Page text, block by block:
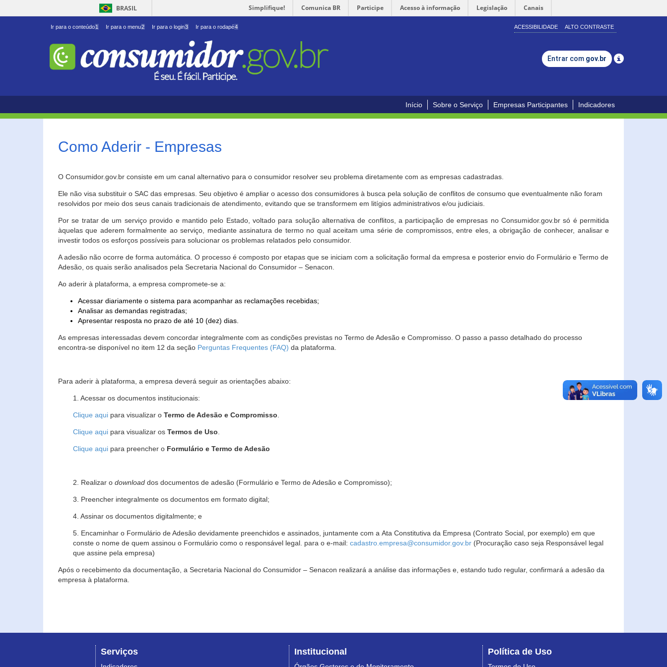
BRASIL Simplifique! Comunica BR Participe Acesso à informação Legislação Canais
Ir para o conteúdo1 Ir para o menu2 Ir para o login3 Ir para o rodapé4 ACESSIBILIDADE ALTO CONTRASTE
Entrar com gov.br
Início Sobre o Serviço Empresas Participantes Indicadores
Como Aderir - Empresas
O Consumidor.gov.br consiste em um canal alternativo para o consumidor resolver seu problema diretamente com as empresas cadastradas.
Ele não visa substituir o SAC das empresas. Seu objetivo é ampliar o acesso dos consumidores à busca pela solução de conflitos de consumo que eventualmente não foram
resolvidos por meio dos seus canais tradicionais de atendimento, evitando que se transformem em litígios administrativos e/ou judiciais.
Por se tratar de um serviço provido e mantido pelo Estado, voltado para solução alternativa de conflitos, a participação de empresas no Consumidor.gov.br só é permitida
àquelas que aderem formalmente ao serviço, mediante assinatura de termo no qual aceitam uma série de compromissos, entre eles, a obrigação de conhecer, analisar e
investir todos os esforços possíveis para solucionar os problemas relatados pelo consumidor.
A adesão não ocorre de forma automática. O processo é composto por etapas que se iniciam com a solicitação formal da empresa e posterior envio do Formulário e Termo de
Adesão, os quais serão analisados pela Secretaria Nacional do Consumidor – Senacon.
Ao aderir à plataforma, a empresa compromete-se a:
Acessar diariamente o sistema para acompanhar as reclamações recebidas;
Analisar as demandas registradas;
Apresentar resposta no prazo de até 10 (dez) dias.
As empresas interessadas devem concordar integralmente com as condições previstas no Termo de Adesão e Compromisso. O passo a passo detalhado do processo
encontra-se disponível no item 12 da seção Perguntas Frequentes (FAQ) da plataforma.
Para aderir à plataforma, a empresa deverá seguir as orientações abaixo:
1. Acessar os documentos institucionais:
Clique aqui para visualizar o Termo de Adesão e Compromisso
Clique aqui para visualizar os Termos de Uso
Clique aqui para preencher o Formulário e Termo de Adesão
2. Realizar o download dos documentos de adesão (Formulário e Termo de Adesão e Compromisso);
3. Preencher integralmente os documentos em formato digital;
4. Assinar os documentos digitalmente; e
5. Encaminhar o Formulário de Adesão devidamente preenchidos e assinados, juntamente com a Ata Constitutiva da Empresa (Contrato Social, por exemplo) em que
conste o nome de quem assinou o Formulário como o responsável legal. para o e-mail: cadastro.empresa@consumidor.gov.br (Procuração caso seja Responsável legal
que assine pela empresa)
Após o recebimento da documentação, a Secretaria Nacional do Consumidor – Senacon realizará a análise das informações e, estando tudo regular, confirmará a adesão da
empresa à plataforma.
Serviços Institucional Política de Uso